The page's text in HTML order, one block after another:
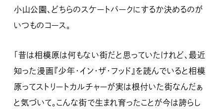
小山公園、どちらのスケートパークにするか決めるのが
いつものコース。
「昔は相模原は何もない街だと思っていたけれど、最近
知った漫画『少年・イン・ザ・フッド』を読んでいると相模
原ってストリートカルチャーが実は根付いた街なんだぁ
と気づいて。こんな街で生まれ育ったことが今は誇らし